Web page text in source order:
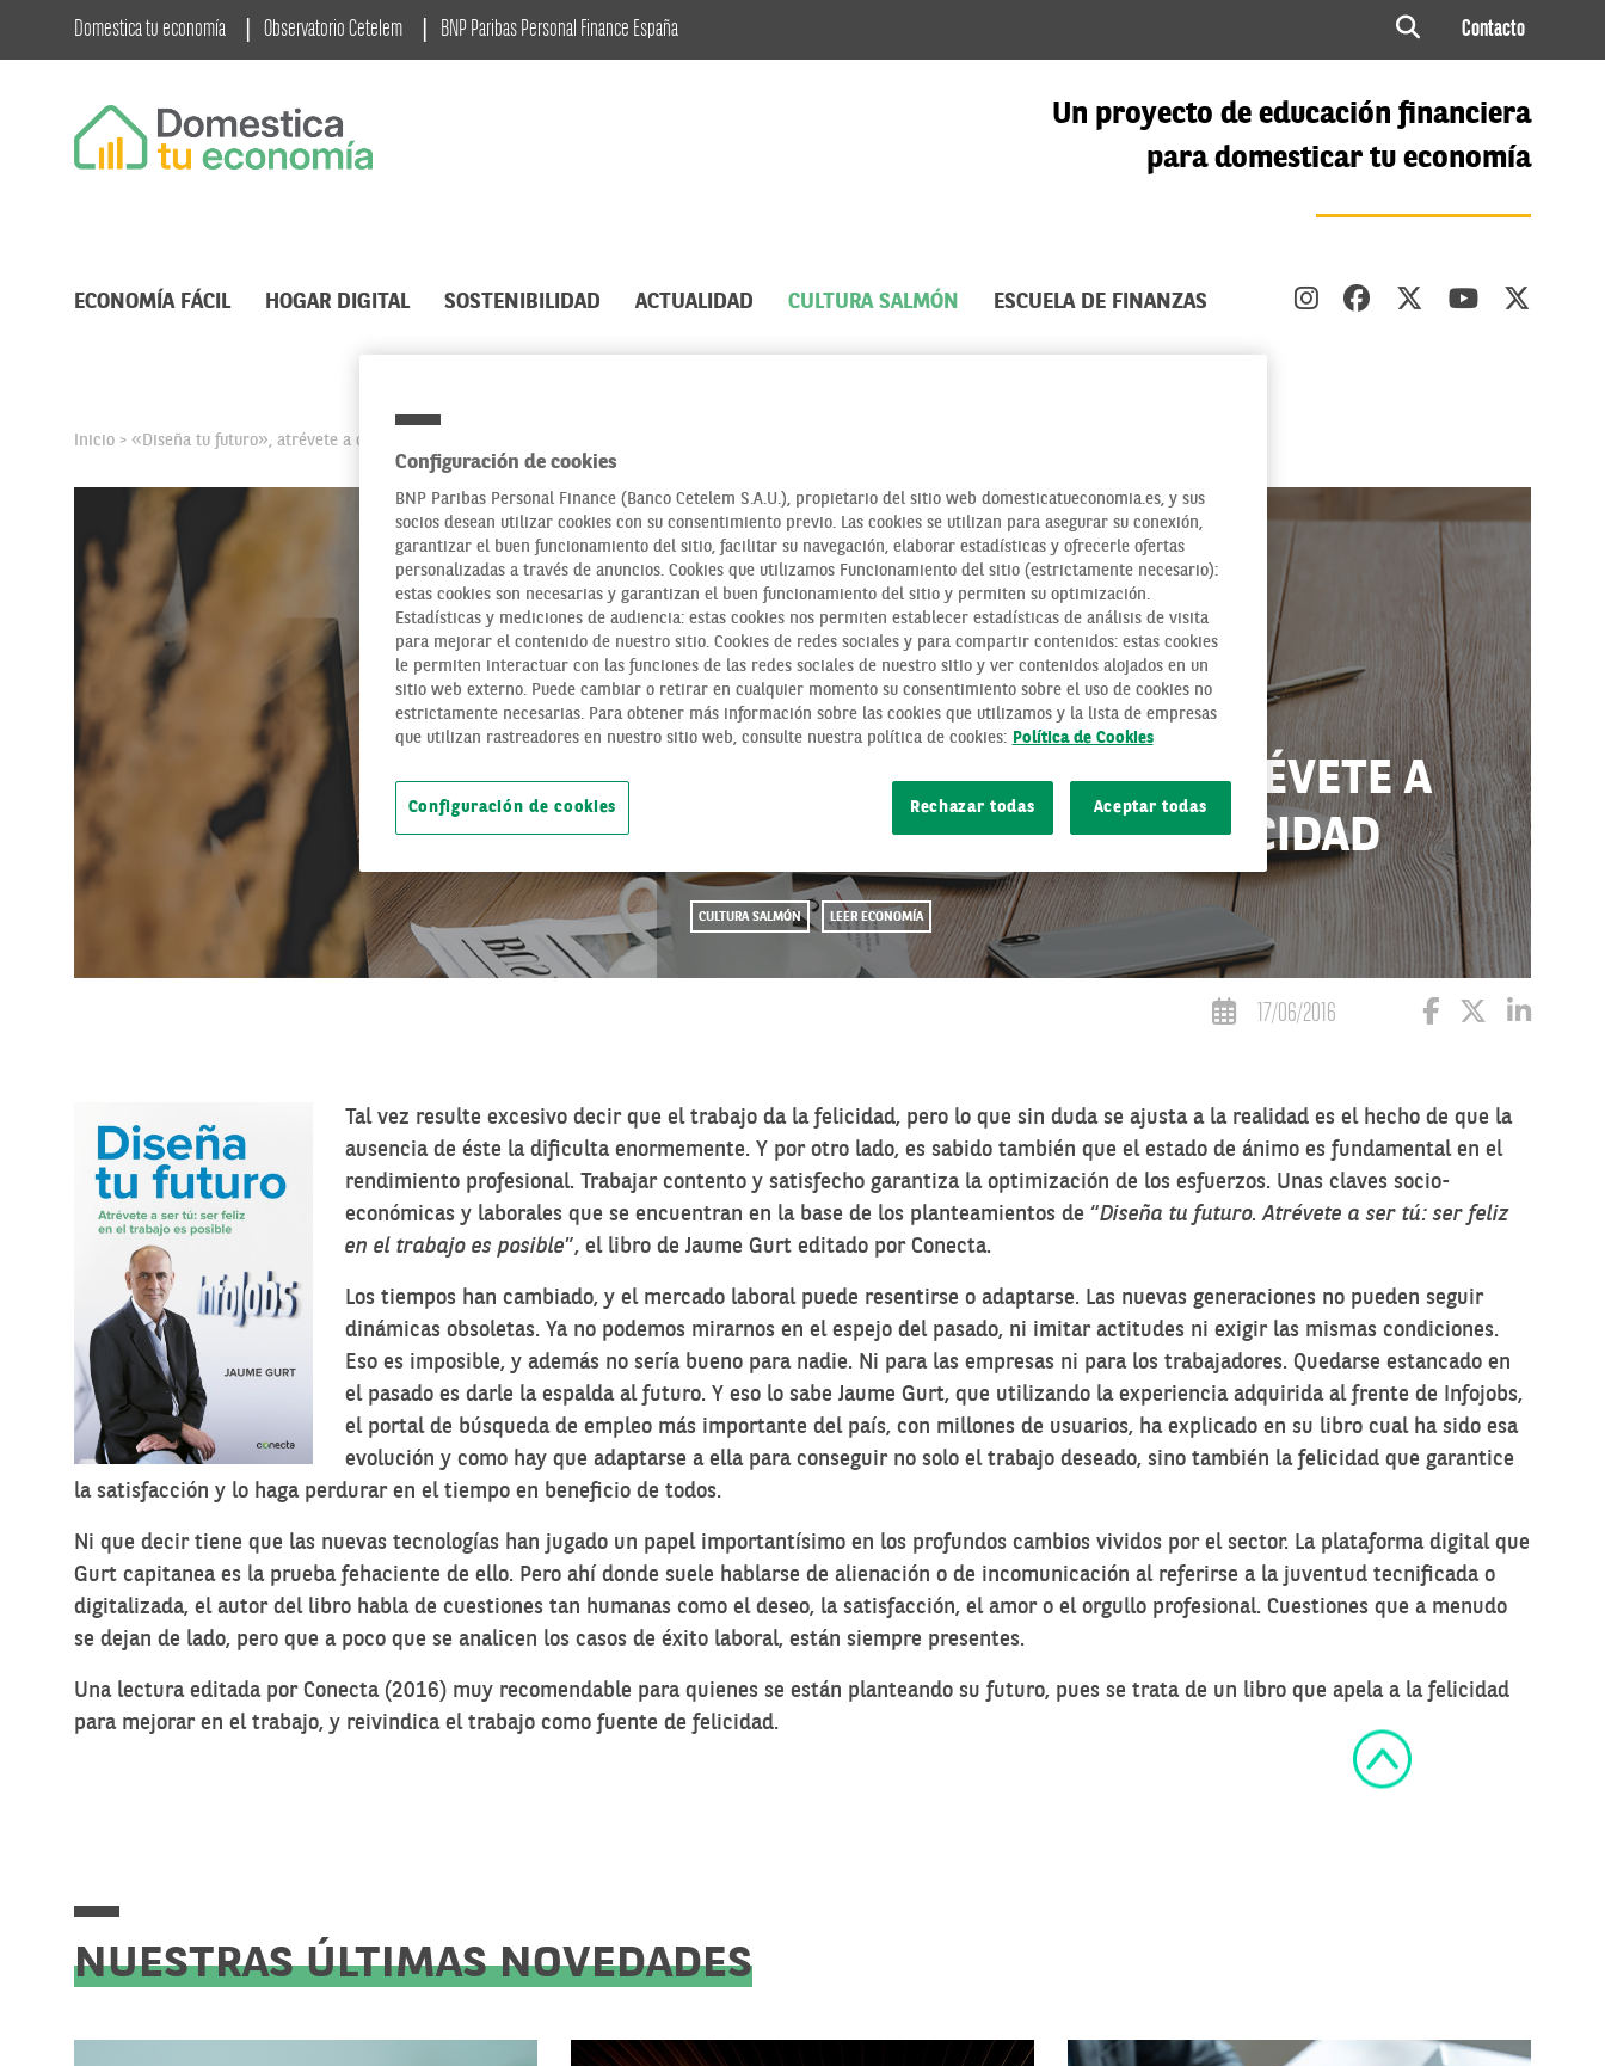
Domestica tu economía Observatorio Cetelem BNP Paribas Personal Finance España Contacto
Un proyecto de educación financiera
para domesticar tu economía
ECONOMÍA FÁCIL HOGAR DIGITAL SOSTENIBILIDAD ACTUALIDAD CULTURA SALMÓN ESCUELA DE FINANZAS
Inicio > «Diseña tu futuro», atrévete a combinar trabajo y felicidad
«DISEÑA TU FUTURO», ATRÉVETE A
COMBINAR TRABAJO Y FELICIDAD
CULTURA SALMÓN LEER ECONOMÍA
17/06/2016
Tal vez resulte excesivo decir que el trabajo da la felicidad, pero lo que sin duda se ajusta a la realidad es el hecho de que la
ausencia de éste la dificulta enormemente. Y por otro lado, es sabido también que el estado de ánimo es fundamental en el
rendimiento profesional. Trabajar contento y satisfecho garantiza la optimización de los esfuerzos. Unas claves socio-
económicas y laborales que se encuentran en la base de los planteamientos de “Diseña tu futuro. Atrévete a ser tú: ser feliz
en el trabajo es posible”, el libro de Jaume Gurt editado por Conecta.
Los tiempos han cambiado, y el mercado laboral puede resentirse o adaptarse. Las nuevas generaciones no pueden seguir
dinámicas obsoletas. Ya no podemos mirarnos en el espejo del pasado, ni imitar actitudes ni exigir las mismas condiciones.
Eso es imposible, y además no sería bueno para nadie. Ni para las empresas ni para los trabajadores. Quedarse estancado en
el pasado es darle la espalda al futuro. Y eso lo sabe Jaume Gurt, que utilizando la experiencia adquirida al frente de Infojobs,
el portal de búsqueda de empleo más importante del país, con millones de usuarios, ha explicado en su libro cual ha sido esa
evolución y como hay que adaptarse a ella para conseguir no solo el trabajo deseado, sino también la felicidad que garantice
la satisfacción y lo haga perdurar en el tiempo en beneficio de todos.
Ni que decir tiene que las nuevas tecnologías han jugado un papel importantísimo en los profundos cambios vividos por el sector. La plataforma digital que
Gurt capitanea es la prueba fehaciente de ello. Pero ahí donde suele hablarse de alienación o de incomunicación al referirse a la juventud tecnificada o
digitalizada, el autor del libro habla de cuestiones tan humanas como el deseo, la satisfacción, el amor o el orgullo profesional. Cuestiones que a menudo
se dejan de lado, pero que a poco que se analicen los casos de éxito laboral, están siempre presentes.
Una lectura editada por Conecta (2016) muy recomendable para quienes se están planteando su futuro, pues se trata de un libro que apela a la felicidad
para mejorar en el trabajo, y reivindica el trabajo como fuente de felicidad.
NUESTRAS ÚLTIMAS NOVEDADES
Configuración de cookies
BNP Paribas Personal Finance (Banco Cetelem S.A.U.), propietario del sitio web domesticatueconomia.es, y sus
socios desean utilizar cookies con su consentimiento previo. Las cookies se utilizan para asegurar su conexión,
garantizar el buen funcionamiento del sitio, facilitar su navegación, elaborar estadísticas y ofrecerle ofertas
personalizadas a través de anuncios. Cookies que utilizamos Funcionamiento del sitio (estrictamente necesario):
estas cookies son necesarias y garantizan el buen funcionamiento del sitio y permiten su optimización.
Estadísticas y mediciones de audiencia: estas cookies nos permiten establecer estadísticas de análisis de visita
para mejorar el contenido de nuestro sitio. Cookies de redes sociales y para compartir contenidos: estas cookies
le permiten interactuar con las funciones de las redes sociales de nuestro sitio y ver contenidos alojados en un
sitio web externo. Puede cambiar o retirar en cualquier momento su consentimiento sobre el uso de cookies no
estrictamente necesarias. Para obtener más información sobre las cookies que utilizamos y la lista de empresas
que utilizan rastreadores en nuestro sitio web, consulte nuestra política de cookies:
Política de Cookies
Configuración de cookies Rechazar todas Aceptar todas